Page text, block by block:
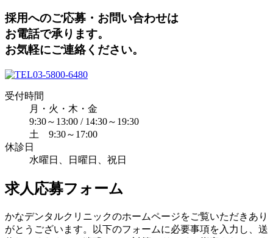
採用へのご応募・お問い合わせは
お電話で承ります。
お気軽にご連絡ください。
03-5800-6480
受付時間
月・火・木・金
9:30～13:00 / 14:30～19:30
土 9:30～17:00
休診日
水曜日、日曜日、祝日
求人応募フォーム
かなデンタルクリニックのホームページをご覧いただきあり
がとうございます。以下のフォームに必要事項を入力し、送